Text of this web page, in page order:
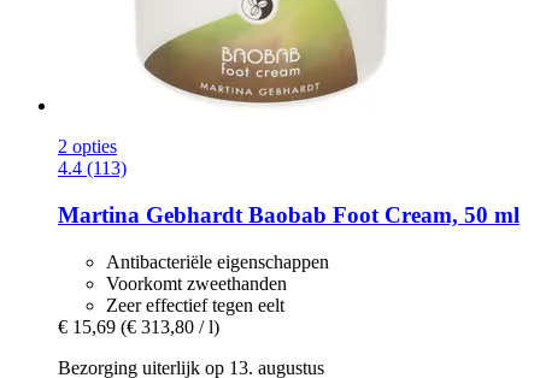
2 opties
4.4 (113)
Martina Gebhardt Baobab Foot Cream, 50 ml
Antibacteriële eigenschappen
Voorkomt zweethanden
Zeer effectief tegen eelt
€ 15,69 (€ 313,80 / l)
Bezorging uiterlijk op 13. augustus